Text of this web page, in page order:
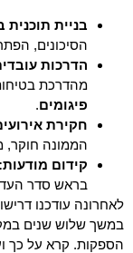
בניית תוכנית
הסיכונים,
הדרכות
מהדרכת
פיגומים.
חקירת
הממונה חוקר,
קידום מודעות:
בראש סדר
לאחרונה עודכנו
במשך שלוש שנים
הספקות. קרא על כך